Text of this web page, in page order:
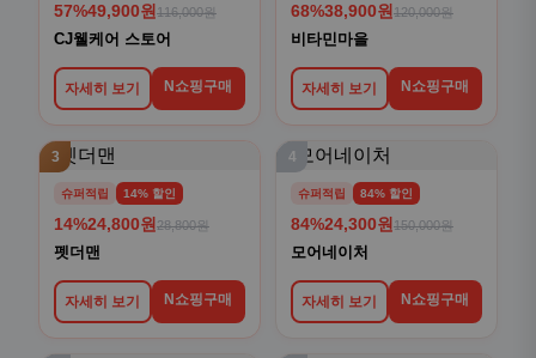
57%49,900원 116,000원
CJ웰케어 스토어
자세히 보기 N쇼핑구매
68%38,900원 120,000원
비타민마을
자세히 보기 N쇼핑구매
3
슈퍼적립 14% 할인
14%24,800원 28,800원
펫더맨
자세히 보기 N쇼핑구매
4
슈퍼적립 84% 할인
84%24,300원 150,000원
모어네이처
자세히 보기 N쇼핑구매